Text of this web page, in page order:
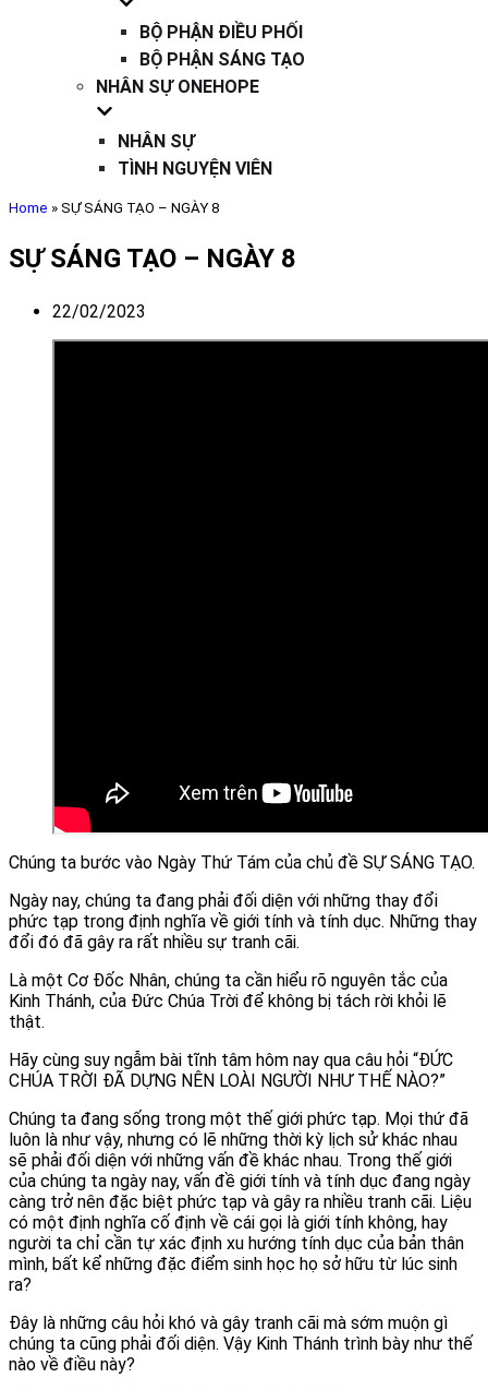
BỘ PHẬN ĐIỀU PHỐI
BỘ PHẬN SÁNG TẠO
NHÂN SỰ ONEHOPE
NHÂN SỰ
TÌNH NGUYỆN VIÊN
Home » SỰ SÁNG TẠO – NGÀY 8
SỰ SÁNG TẠO – NGÀY 8
22/02/2023
Chúng ta bước vào Ngày Thứ Tám của chủ đề SỰ SÁNG TẠO.
Ngày nay, chúng ta đang phải đối diện với những thay đổi
phức tạp trong định nghĩa về giới tính và tính dục. Những thay
đổi đó đã gây ra rất nhiều sự tranh cãi.
Là một Cơ Đốc Nhân, chúng ta cần hiểu rõ nguyên tắc của
Kinh Thánh, của Đức Chúa Trời để không bị tách rời khỏi lẽ
thật.
Hãy cùng suy ngẫm bài tĩnh tâm hôm nay qua câu hỏi “ĐỨC
CHÚA TRỜI ĐÃ DỰNG NÊN LOÀI NGƯỜI NHƯ THẾ NÀO?”
Chúng ta đang sống trong một thế giới phức tạp. Mọi thứ đã
luôn là như vậy, nhưng có lẽ những thời kỳ lịch sử khác nhau
sẽ phải đối diện với những vấn đề khác nhau. Trong thế giới
của chúng ta ngày nay, vấn đề giới tính và tính dục đang ngày
càng trở nên đặc biệt phức tạp và gây ra nhiều tranh cãi. Liệu
có một định nghĩa cố định về cái gọi là giới tính không, hay
người ta chỉ cần tự xác định xu hướng tính dục của bản thân
mình, bất kể những đặc điểm sinh học họ sở hữu từ lúc sinh
ra?
Đây là những câu hỏi khó và gây tranh cãi mà sớm muộn gì
chúng ta cũng phải đối diện. Vậy Kinh Thánh trình bày như thế
nào về điều này?